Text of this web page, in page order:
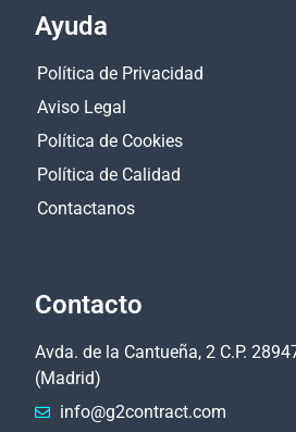
Ayuda
Política de Privacidad
Aviso Legal
Política de Cookies
Política de Calidad
Contactanos
Contacto
Avda. de la Cantueña, 2 C.P.
(Madrid)
info@g2contract.com